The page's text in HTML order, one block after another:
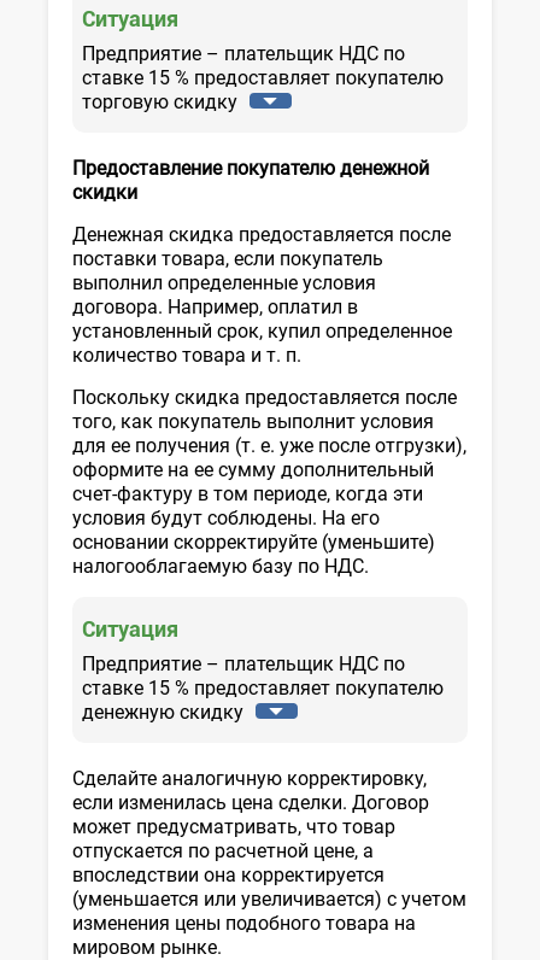
Ситуация
Предприятие – плательщик НДС по
ставке 15 % предоставляет покупателю
торговую скидку
Предоставление покупателю денежной
скидки
Денежная скидка предоставляется после
поставки товара, если покупатель
выполнил определенные условия
договора. Например, оплатил в
установленный срок, купил определенное
количество товара и т. п.
Поскольку скидка предоставляется после
того, как покупатель выполнит условия
для ее получения (т. е. уже после отгрузки),
оформите на ее сумму дополнительный
счет-фактуру в том периоде, когда эти
условия будут соблюдены. На его
основании скорректируйте (уменьшите)
налогооблагаемую базу по НДС.
Ситуация
Предприятие – плательщик НДС по
ставке 15 % предоставляет покупателю
денежную скидку
Сделайте аналогичную корректировку,
если изменилась цена сделки. Договор
может предусматривать, что товар
отпускается по расчетной цене, а
впоследствии она корректируется
(уменьшается или увеличивается) с учетом
изменения цены подобного товара на
мировом рынке.